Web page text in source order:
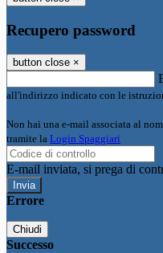
Recupero password
button close ×
all'indirizzo indicato con le
Non hai una e-mail associata al
tramite la Login Spaggiari
E-mail inviata, si prega di
Errore
Chiudi
Successo